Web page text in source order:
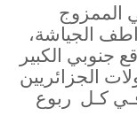
الممزوج
الجياشة،
الكبير
الجزائريين
كـل ربوع